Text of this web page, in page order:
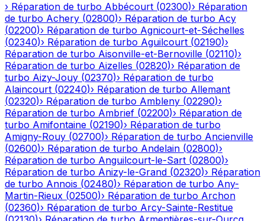
› Réparation de turbo Abbécourt (02300)› Réparation
de turbo Achery (02800)› Réparation de turbo Acy
(02200)› Réparation de turbo Agnicourt-et-Séchelles
(02340)› Réparation de turbo Aguilcourt (02190)›
Réparation de turbo Aisonville-et-Bernoville (02110)›
Réparation de turbo Aizelles (02820)› Réparation de
turbo Aizy-Jouy (02370)› Réparation de turbo
Alaincourt (02240)› Réparation de turbo Allemant
(02320)› Réparation de turbo Ambleny (02290)›
Réparation de turbo Ambrief (02200)› Réparation de
turbo Amifontaine (02190)› Réparation de turbo
Amigny-Rouy (02700)› Réparation de turbo Ancienville
(02600)› Réparation de turbo Andelain (02800)›
Réparation de turbo Anguilcourt-le-Sart (02800)›
Réparation de turbo Anizy-le-Grand (02320)› Réparation
de turbo Annois (02480)› Réparation de turbo Any-
Martin-Rieux (02500)› Réparation de turbo Archon
(02360)› Réparation de turbo Arcy-Sainte-Restitue